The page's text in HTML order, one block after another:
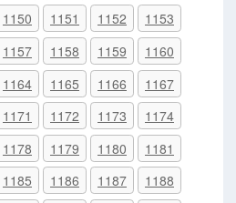
1150 1151 1152
1153
1157 1158 1159
1160
1164 1165 1166
1167
1171 1172 1173
1174
1178 1179 1180
1181
1185 1186 1187
1188